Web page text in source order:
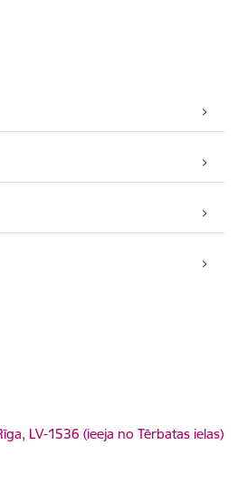
LV-1536 (ieeja no Tērbatas ielas)